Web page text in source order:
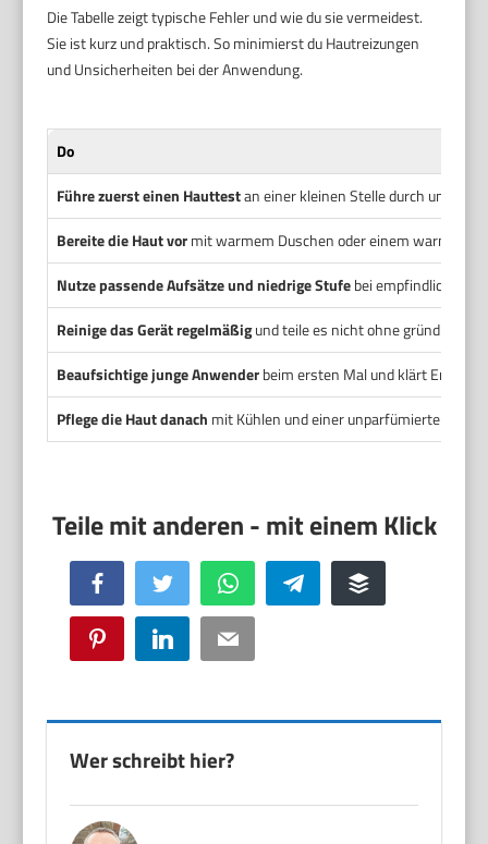
Die Tabelle zeigt typische Fehler und wie du sie vermeidest.
Sie ist kurz und praktisch. So minimierst du Hautreizungen
und Unsicherheiten bei der Anwendung.
Do
Führe zuerst einen Hauttestan einer kleinen Stelle durch und
Bereite die Haut vormit warmem Duschen oder einem warmen
Nutze passende Aufsätze und niedrige Stufebei empfindlicher
Reinige das Gerät regelmäßigund teile es nicht ohne gründliche
Beaufsichtige junge Anwenderbeim ersten Mal und klärt
Pflege die Haut danach mit Kühlen und einer unparfümierten
Facebook Twitter WhatsApp Telegram Buffer
Pinterest LinkedIn Email
Wer schreibt hier?